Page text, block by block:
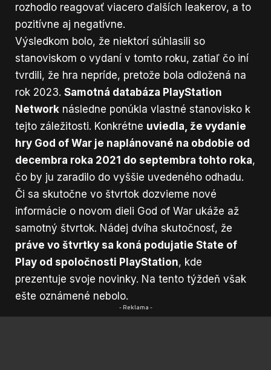
rozhodlo reagovať viacero ďalších leakerov, a to
pozitívne aj negatívne.
Výsledkom bolo, že niektorí súhlasili so
stanoviskom o vydaní v tomto roku, zatiaľ čo iní
tvrdili, že hra nepríde, pretože bola odložená na
rok 2023. Samotná databáza PlayStation
Network následne ponúkla vlastné stanovisko k
tejto záležitosti. Konkrétne uviedla, že vydanie
hry God of War je naplánované na obdobie od
decembra roka 2021 do septembra tohto roka,
čo by ju zaradilo do vyššie uvedeného odhadu.
Či sa skutočne vo štvrtok dozvieme nové
informácie o novom dieli God of War ukáže až
samotný štvrtok. Nádej dvíha skutočnosť, že
práve vo štvrtky sa koná podujatie State of
Play od spoločnosti PlayStation, kde
prezentuje svoje novinky. Na tento týždeň však
ešte oznámené nebolo.
- Reklama -